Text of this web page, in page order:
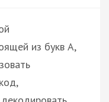
из букв А,